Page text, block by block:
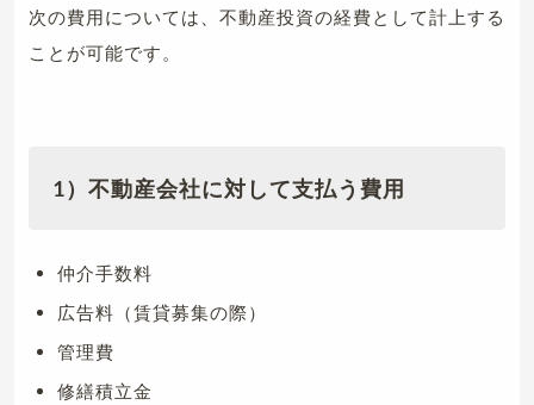
次の費用については、不動産投資の経費として計上する
ことが可能です。
1）不動産会社に対して支払う費用
仲介手数料
広告料（賃貸募集の際）
管理費
修繕積立金